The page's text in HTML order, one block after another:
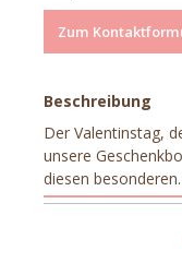
Zum
Beschreibung
Der Valentinstag,
unsere
diesen